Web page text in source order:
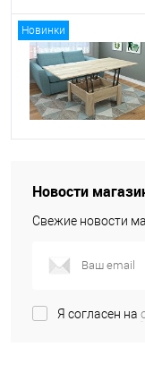
Новинки
Новости
Свежие новости
Я согласен на